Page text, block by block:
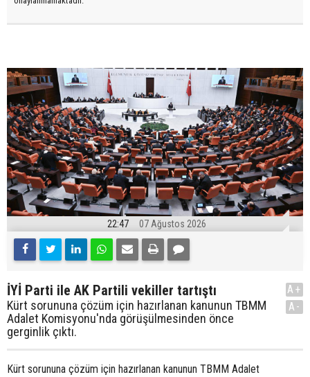
22:47 07 Ağustos 2026
İYİ Parti ile AK Partili vekiller tartıştı
Kürt sorununa çözüm için hazırlanan kanunun TBMM
Adalet Komisyonu'nda görüşülmesinden önce
gerginlik çıktı.
A+
A-
Kürt sorununa çözüm için hazırlanan kanunun TBMM Adalet